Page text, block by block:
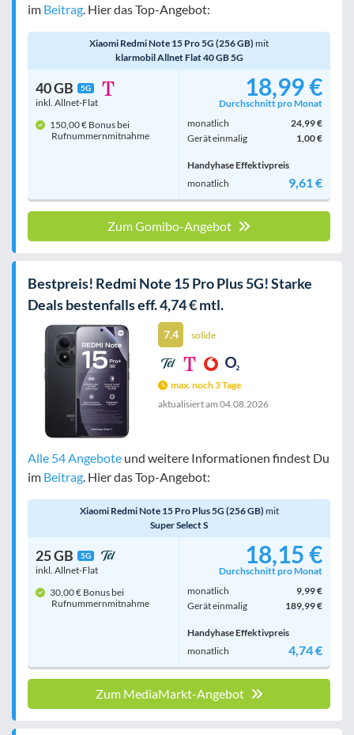
im Beitrag . Hier das Top-Angebot:
Xiaomi Redmi Note 15 Pro 5G (256 GB) mit
klarmobil Allnet Flat 40 GB 5G
40 GB 5G
inkl. Allnet-Flat
150,00 € Bonus bei
Rufnummern­mitnahme
18,99 €
Durchschnitt pro Monat
monatlich
24,99 €
Gerät einmalig
1,00 €
Handyhase Effektivpreis
monatlich
9,61 €
Zum Gomibo-Angebot
Bestpreis! Redmi Note 15 Pro Plus 5G! Starke
Deals bestenfalls eff. 4,74 € mtl.
7.4 solide
max. noch 3 Tage
aktualisiert am 04.08.2026
Alle 54 Angebote und weitere Informationen findest Du
im Beitrag . Hier das Top-Angebot:
Xiaomi Redmi Note 15 Pro Plus 5G (256 GB) mit
Super Select S
25 GB 5G
inkl. Allnet-Flat
30,00 € Bonus bei
Rufnummern­mitnahme
18,15 €
Durchschnitt pro Monat
monatlich
9,99 €
Gerät einmalig
189,99 €
Handyhase Effektivpreis
monatlich
4,74 €
Zum MediaMarkt-Angebot